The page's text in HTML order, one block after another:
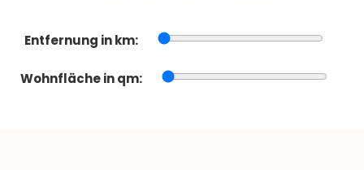
Entfernung in km:
Wohnfläche in qm: